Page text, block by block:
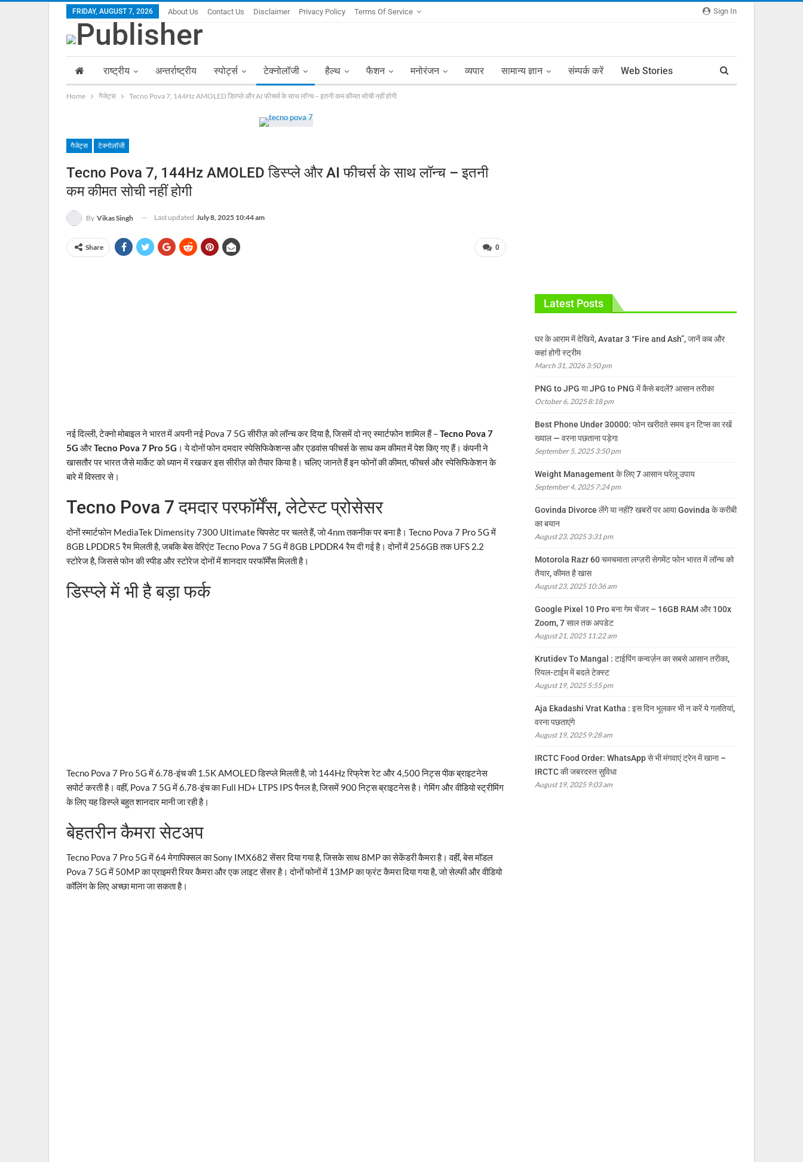
Sign In
FRIDAY, AUGUST 7, 2026 About Us Contact Us Disclaimer Privacy Policy Terms Of Service
राष्ट्रीय अन्तर्राष्ट्रीय स्पोर्ट्स टेक्नोलॉजी हैल्थ फैशन मनोरंजन व्यपार सामान्य ज्ञान संम्पर्क करें Web Stories
Home गैजेट्स Tecno Pova 7, 144Hz AMOLED डिस्प्ले और AI फीचर्स के साथ लॉन्च – इतनी कम कीमत सोची नहीं होगी
गैजेट्स टेक्नोलॉजी
Tecno Pova 7, 144Hz AMOLED डिस्प्ले और AI फीचर्स के साथ लॉन्च – इतनी
कम कीमत सोची नहीं होगी
By Vikas Singh Last updated July 8, 2025 10:44 am
0
Share
नई दिल्ली, टेक्नो मोबाइल ने भारत में अपनी नई Pova 7 5G सीरीज़ को लॉन्च कर दिया है, जिसमें दो नए स्मार्टफोन शामिल हैं –Tecno Pova 7
5G औरTecno Pova 7 Pro 5G । ये दोनों फोन दमदार स्पेसिफिकेशन्स और एडवांस फीचर्स के साथ कम कीमत में पेश किए गए हैं। कंपनी ने
खासतौर पर भारत जैसे मार्केट को ध्यान में रखकर इस सीरीज़ को तैयार किया है। चलिए जानते हैं इन फोनों की कीमत, फीचर्स और स्पेसिफिकेशन के
बारे में विस्तार से।
Tecno Pova 7 दमदार परफॉर्मेंस, लेटेस्ट प्रोसेसर
दोनों स्मार्टफोन MediaTek Dimensity 7300 Ultimate चिपसेट पर चलते हैं, जो 4nm तकनीक पर बना है। Tecno Pova 7 Pro 5G में
8GB LPDDR5 रैम मिलती है, जबकि बेस वेरिएंट Tecno Pova 7 5G में 8GB LPDDR4 रैम दी गई है। दोनों में 256GB तक UFS 2.2
स्टोरेज है, जिससे फोन की स्पीड और स्टोरेज दोनों में शानदार परफॉर्मेंस मिलती है।
डिस्प्ले में भी है बड़ा फर्क
Tecno Pova 7 Pro 5G में 6.78-इंच की 1.5K AMOLED डिस्प्ले मिलती है, जो 144Hz रिफ्रेश रेट और 4,500 निट्स पीक ब्राइटनेस
सपोर्ट करती है। वहीं, Pova 7 5G में 6.78-इंच का Full HD+ LTPS IPS पैनल है, जिसमें 900 निट्स ब्राइटनेस है। गेमिंग और वीडियो स्ट्रीमिंग
के लिए यह डिस्प्ले बहुत शानदार मानी जा रही है।
बेहतरीन कैमरा सेटअप
Tecno Pova 7 Pro 5G में 64 मेगापिक्सल का Sony IMX682 सेंसर दिया गया है, जिसके साथ 8MP का सेकेंडरी कैमरा है। वहीं, बेस मॉडल
Pova 7 5G में 50MP का प्राइमरी रियर कैमरा और एक लाइट सेंसर है। दोनों फोनों में 13MP का फ्रंट कैमरा दिया गया है, जो सेल्फी और वीडियो
कॉलिंग के लिए अच्छा माना जा सकता है।
Latest Posts
घर के आराम में देखिये, Avatar 3 “Fire and Ash”, जानें कब और
कहां होगी स्ट्रीम
March 31, 2026 3:50 pm
PNG to JPG या JPG to PNG में कैसे बदलें? आसान तरीका
October 6, 2025 8:18 pm
Best Phone Under 30000: फोन खरीदते समय इन टिप्स का रखें
ख्याल — वरना पछताना पड़ेगा
September 5, 2025 3:50 pm
Weight Management के लिए 7 आसान घरेलू उपाय
September 4, 2025 7:24 pm
Govinda Divorce लेंगे या नहीं? खबरों पर आया Govinda के करीबी
का बयान
August 23, 2025 3:31 pm
Motorola Razr 60 चमचमाता लग्ज़री सेगमेंट फोन भारत में लॉन्च को
तैयार, कीमत है खास
August 23, 2025 10:36 am
Google Pixel 10 Pro बना गेम चेंजर – 16GB RAM और 100x
Zoom, 7 साल तक अपडेट
August 21, 2025 11:22 am
Krutidev To Mangal : टाईपिंग कन्वर्ज़न का सबसे आसान तरीका,
रियल-टाईम में बदले टेक्स्ट
August 19, 2025 5:55 pm
Aja Ekadashi Vrat Katha : इस दिन भूलकर भी न करें ये गलतियां,
वरना पछताएंगे
August 19, 2025 9:28 am
IRCTC Food Order: WhatsApp से भी मंगवाएं ट्रेन में खाना –
IRCTC की जबरदस्त सुविधा
August 19, 2025 9:03 am